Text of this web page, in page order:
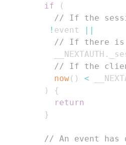
if
(
// If the
! event
||
// If there is
          __NEXTAUTH
.
// If the
now( ) <
)
{
return
}
// An event has